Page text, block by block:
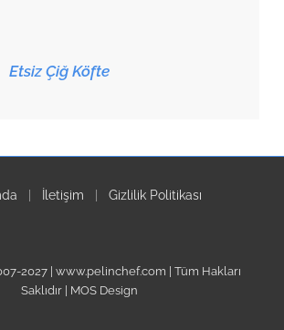
Etsiz Çiğ Köfte
| İletişim | Gizlilik Politikası
2027 | www.pelinchef.com | Tüm Hakları
Saklıdır | MOS Design